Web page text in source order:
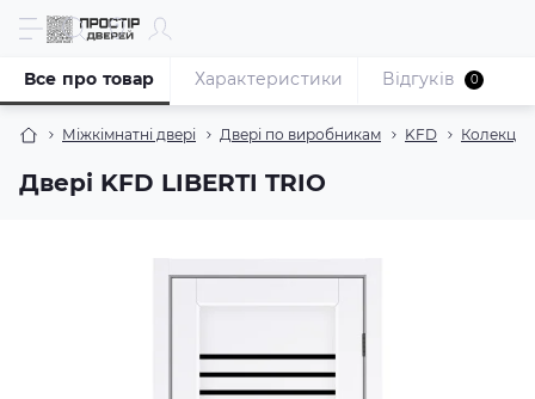
Міжкімнатні двері Двері по виробникам KFD Колекція
Двері KFD LIBERTI TRIO
Все про товар Характеристики Відгуків 0